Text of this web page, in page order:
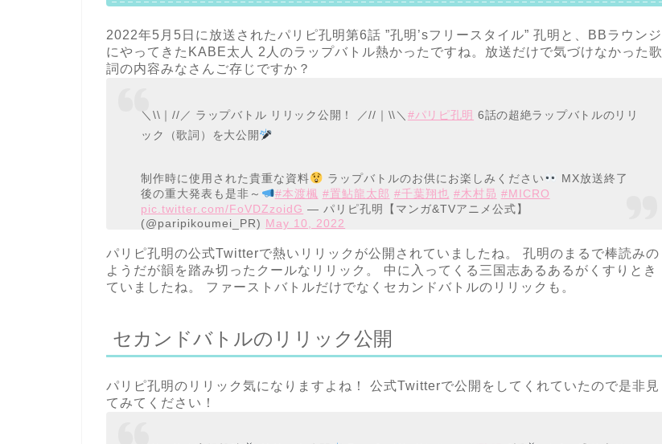
2022年5月5日に放送されたパリピ孔明第6話 ”孔明’sフリースタイル” 孔明と、BBラウンジ
にやってきたKABE太人 2人のラップバトル熱かったですね。放送だけで気づけなかった歌
詞の内容みなさんご存じですか？
＼\\｜//／ ラップバトル リリック公開！ ／//｜\\＼ #パリピ孔明 6話の超絶ラップバトルのリリ
ック（歌詞）を大公開
制作時に使用された貴重な資料 ラップバトルのお供にお楽しみください
MX放送終了
後の重大発表も是非～
#本渡楓 #置鮎龍太郎 #千葉翔也 #木村昴 #MICRO
pic.twitter.com/FoVDZzoidG — パリピ孔明【マンガ&TVアニメ公式】
(@paripikoumei_PR) May 10, 2022
パリピ孔明の公式Twitterで熱いリリックが公開されていましたね。 孔明のまるで棒読みの
ようだが韻を踏み切ったクールなリリック。 中に入ってくる三国志あるあるがくすりとき
ていましたね。 ファーストバトルだけでなくセカンドバトルのリリックも。
セカンドバトルのリリック公開
パリピ孔明のリリック気になりますよね！ 公式Twitterで公開をしてくれていたので是非見
てみてください！